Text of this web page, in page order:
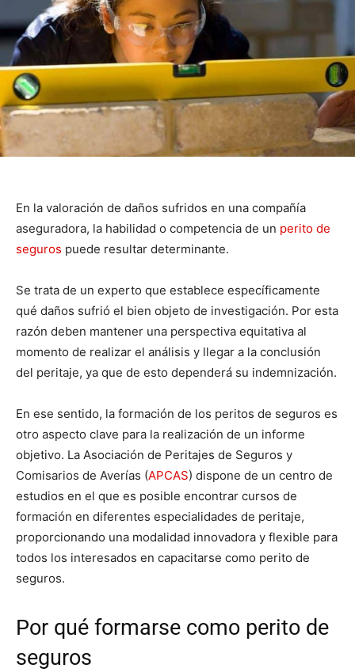
En la valoración de daños sufridos en una compañía
aseguradora, la habilidad o competencia de un perito de
seguros puede resultar determinante.
Se trata de un experto que establece específicamente
qué daños sufrió el bien objeto de investigación. Por esta
razón deben mantener una perspectiva equitativa al
momento de realizar el análisis y llegar a la conclusión
del peritaje, ya que de esto dependerá su indemnización.
En ese sentido, la formación de los peritos de seguros es
otro aspecto clave para la realización de un informe
objetivo. La Asociación de Peritajes de Seguros y
Comisarios de Averías (APCAS) dispone de un centro de
estudios en el que es posible encontrar cursos de
formación en diferentes especialidades de peritaje,
proporcionando una modalidad innovadora y flexible para
todos los interesados en capacitarse como perito de
seguros.
Por qué formarse como perito de
seguros